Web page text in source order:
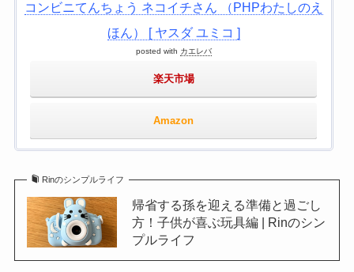
コンビニてんちょう ネコイチさん （PHPわたしのえ
ほん） [ ヤスダ ユミコ ]
posted with カエレバ
楽天市場
Amazon
Rinのシンプルライフ
帰省する孫を迎える準備と過ごし
方！子供が喜ぶ玩具編 | Rinのシン
プルライフ